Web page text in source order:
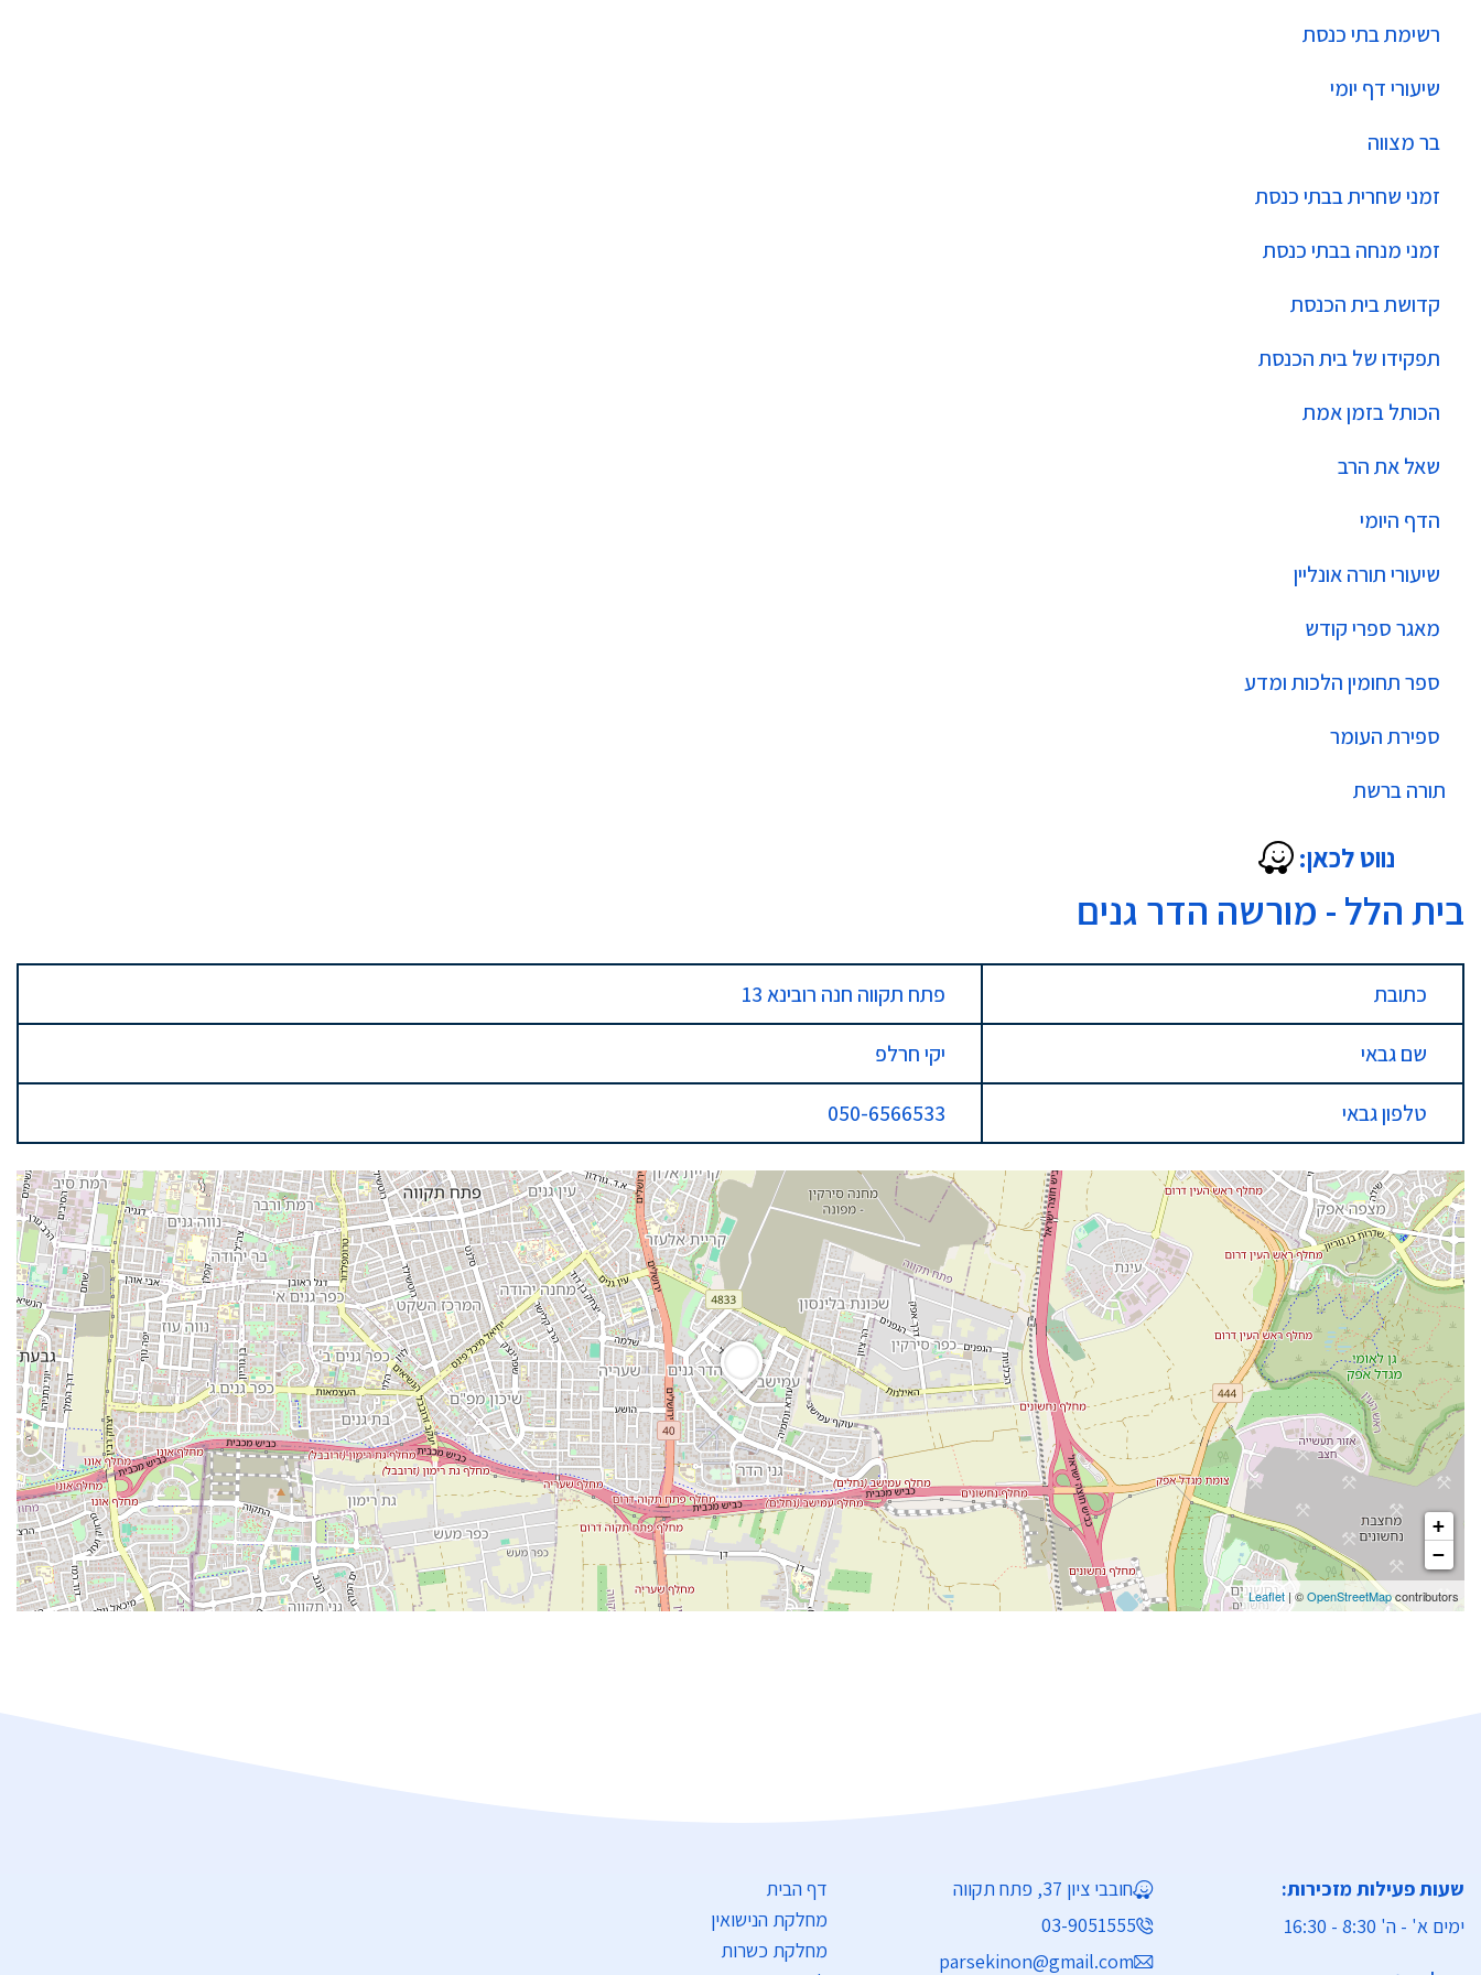
רשימת בתי כנסת
שיעורי דף יומי
בר מצווה
זמני שחרית בבתי כנסת
זמני מנחה בבתי כנסת
קדושת בית הכנסת
תפקידו של בית הכנסת
הכותל בזמן אמת
שאל את הרב
הדף היומי
שיעורי תורה אונליין
מאגר ספרי קודש
ספר תחומין הלכות ומדע
ספירת העומר
תורה ברשת
נווט לכאן:
בית הלל - מורשה הדר גנים
כתובת פתח תקווה חנה רובינא 13
שם גבאי יקי חרלפ
טלפון גבאי 050-6566533
+
−
Leaflet | ©OpenStreetMapcontributors
דף הבית
מחלקת הנישואין
מחלקת כשרות
חובבי ציון 37, פתח תקווה
03-9051555
parsekinon@gmail.com
שעות פעילות מזכירות:
ימים א' - ה' 8:30 - 16:30